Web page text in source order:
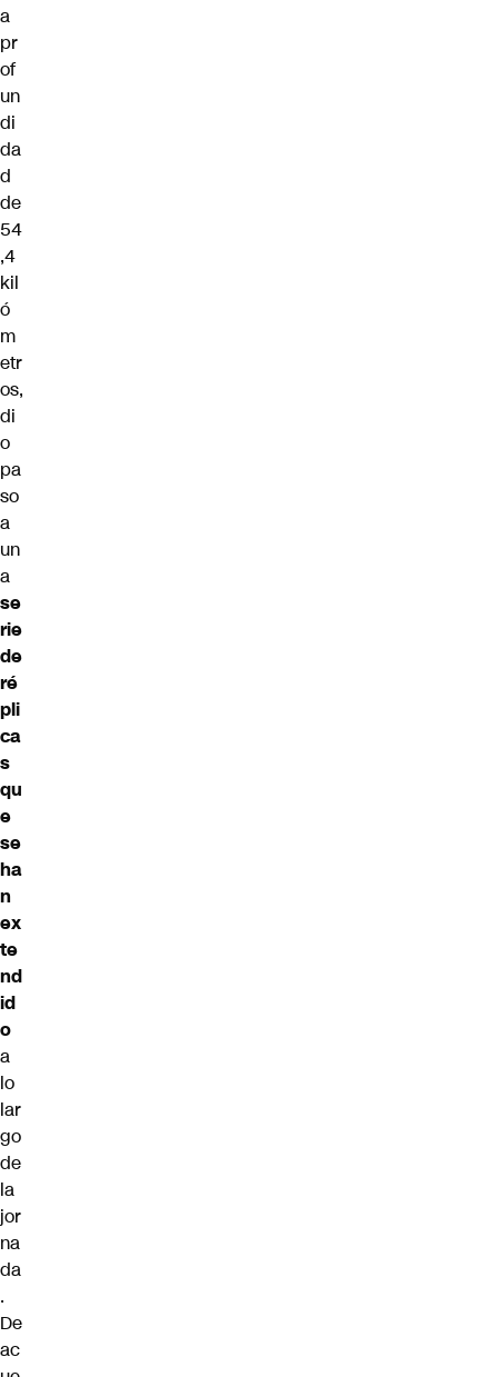
a
pr
of
un
di
da
d
de
54
,4
kil
ó
m
etr
os,
di
o
pa
so
a
un
a
se
rie
de
ré
pli
ca
s
qu
e
se
ha
n
ex
te
nd
id
o
a
lo
lar
go
de
la
jor
na
da
.
De
ac